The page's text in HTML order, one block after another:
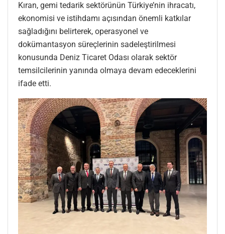
Kıran, gemi tedarik sektörünün Türkiye’nin ihracatı,
ekonomisi ve istihdamı açısından önemli katkılar
sağladığını belirterek, operasyonel ve
dokümantasyon süreçlerinin sadeleştirilmesi
konusunda Deniz Ticaret Odası olarak sektör
temsilcilerinin yanında olmaya devam edeceklerini
ifade etti.